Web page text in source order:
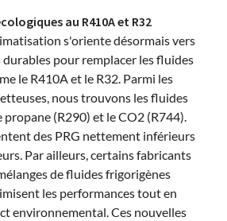
au R410A et R32
s'oriente désormais vers
pour remplacer les fluides
le R410A et le R32. Parmi les
nous trouvons les fluides
propane (R290) et le CO2 (R744).
des PRG nettement inférieurs
Par ailleurs, certains fabricants
de fluides frigorigènes
les performances tout en
environnemental. Ces nouvelles